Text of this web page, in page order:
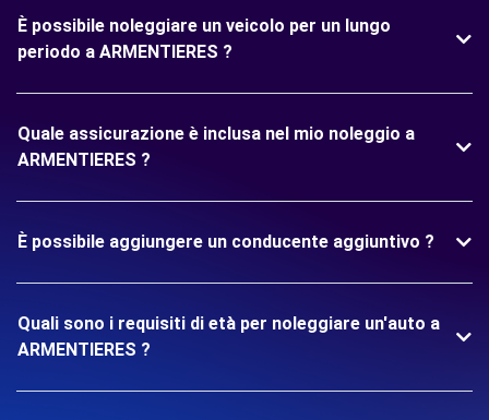
È possibile noleggiare un veicolo per un lungo
periodo a ARMENTIERES ?
Quale assicurazione è inclusa nel mio noleggio a
ARMENTIERES ?
È possibile aggiungere un conducente aggiuntivo ?
Quali sono i requisiti di età per noleggiare un'auto a
ARMENTIERES ?